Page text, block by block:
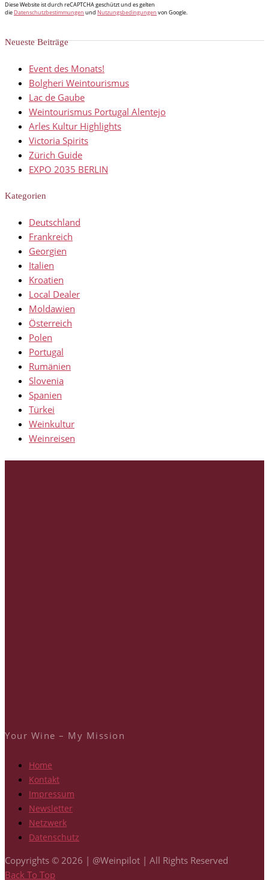
Diese Website ist durch reCAPTCHA geschützt und es gelten
die Datenschutzbestimmungen und Nutzungsbedingungen von Google.
Neueste Beiträge
Event des Monats!
Bolgheri Weintourismus
Lac de Gaube
Weintourismus Portugal Alentejo
Arles Kultur Highlights
Victoria Spirits
Zürich Guide
EXPO 2035 BERLIN
Kategorien
Deutschland
Frankreich
Georgien
Italien
Kroatien
Local Dealer
Moldawien
Österreich
Polen
Portugal
Rumänien
Slovenia
Spanien
Türkei
Weinkultur
Weinreisen
Your Wine – My Mission
Home
Kontakt
Impressum
Newsletter
Netzwerk
Datenschutz
Copyrights © 2026 | @Weinpilot | All Rights Reserved
Back To Top